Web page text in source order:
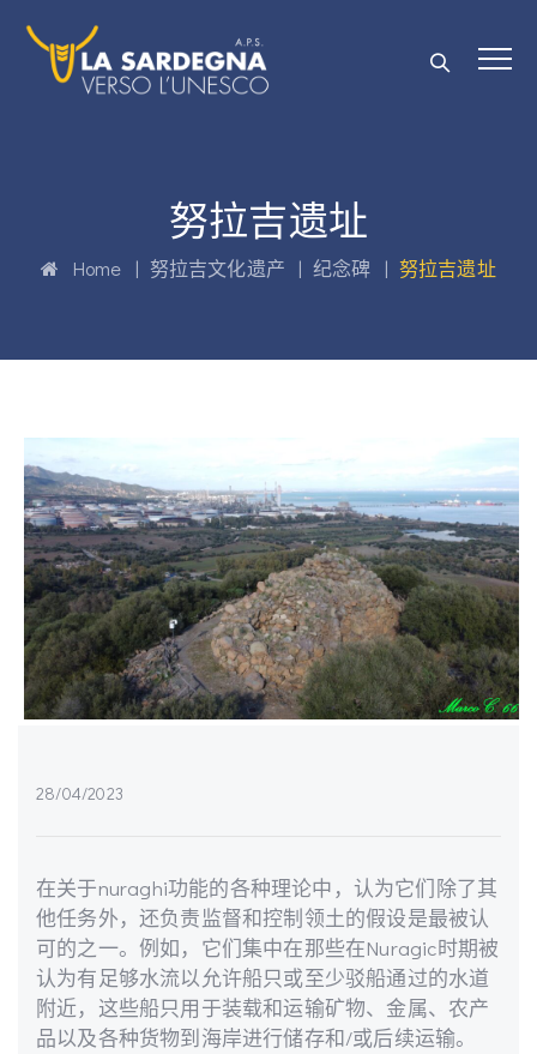
努拉吉遗址
Home | 努拉吉文化遗产 |纪念碑 | 努拉吉遗址
28/04/2023
在关于nuraghi功能的各种理论中，认为它们除了其
他任务外，还负责监督和控制领土的假设是最被认
可的之一。例如，它们集中在那些在Nuragic时期被
认为有足够水流以允许船只或至少驳船通过的水道
附近，这些船只用于装载和运输矿物、金属、农产
品以及各种货物到海岸进行储存和/或后续运输。